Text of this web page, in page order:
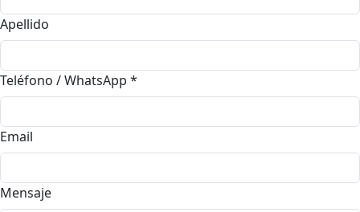
Apellido
Teléfono / WhatsApp *
Email
Mensaje